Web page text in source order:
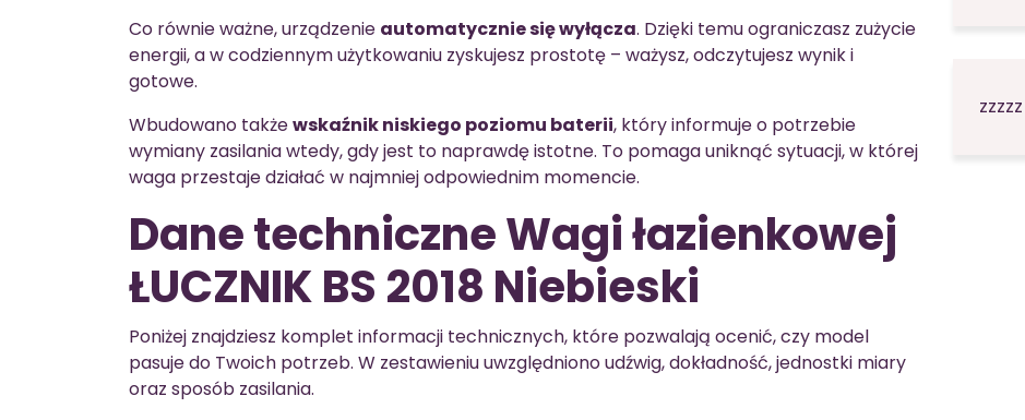
Co równie ważne, urządzenie automatycznie się wyłącza. Dzięki temu ograniczasz zużycie
energii, a w codziennym użytkowaniu zyskujesz prostotę – ważysz, odczytujesz wynik i
gotowe.
Wbudowano takżewskaźnik niskiego poziomu baterii, który informuje o potrzebie
wymiany zasilania wtedy, gdy jest to naprawdę istotne. To pomaga uniknąć sytuacji, w której
waga przestaje działać w najmniej odpowiednim momencie.
Dane techniczne Wagi łazienkowej
ŁUCZNIK BS 2018 Niebieski
Poniżej znajdziesz komplet informacji technicznych, które pozwalają ocenić, czy model
pasuje do Twoich potrzeb. W zestawieniu uwzględniono udźwig, dokładność, jednostki miary
oraz sposób zasilania.
zzzzz